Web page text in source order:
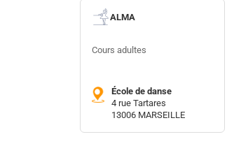
ALMA
Cours adultes
École de danse
4 rue Tartares
13006 MARSEILLE